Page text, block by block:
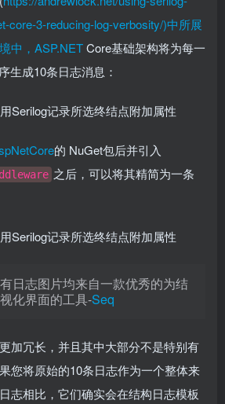
core-3-reducing-log-verbosity/)中所展
中，ASP.NETCore基础架构将为每一
生成10条日志消息：
的 NuGet包后并引入
之后，可以将其精简为一条
日志图片均来自一款优秀的为结
化界面的工具-Seq
加冗长，并且其中大部分不是特别有
您将原始的10条日志作为一个整体来
志相比，它们确实会在结构日志模板